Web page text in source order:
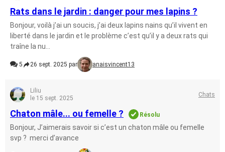
Rats dans le jardin : danger pour mes lapins ?
Bonjour, voilà j’ai un soucis, j’ai deux lapins nains qu’il vivent en
liberté dans le jardin et le problème c’est qu’il y a deux rats qui
traîne la nu...
5 26 sept. 2025 par anaisvincent13
Liliu
le 15 sept. 2025
Chats
Chaton mâle... ou femelle ? Résolu
Bonjour, J’aimerais savoir si c’est un chaton mâle ou femelle
svp ? merci d’avance